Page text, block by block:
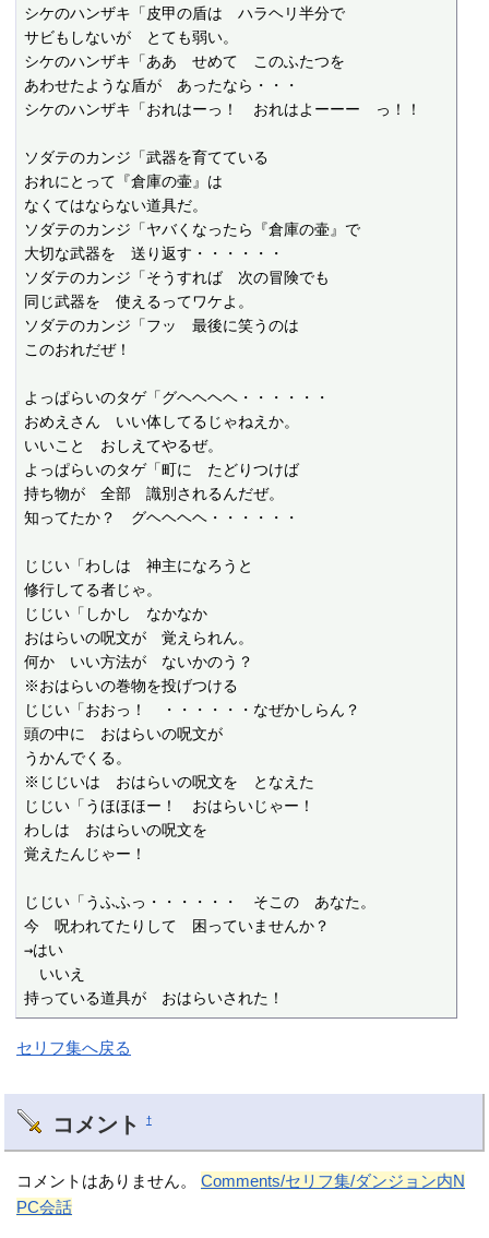
シケのハンザキ「皮甲の盾は　ハラヘリ半分で
サビもしないが　とても弱い。
シケのハンザキ「ああ　せめて　このふたつを
あわせたような盾が　あったなら・・・
シケのハンザキ「おれはーっ！　おれはよーーー　っ！！
ソダテのカンジ「武器を育てている
おれにとって『倉庫の壷』は
なくてはならない道具だ。
ソダテのカンジ「ヤバくなったら『倉庫の壷』で
大切な武器を　送り返す・・・・・・
ソダテのカンジ「そうすれば　次の冒険でも
同じ武器を　使えるってワケよ。
ソダテのカンジ「フッ　最後に笑うのは
このおれだぜ！
よっぱらいのタゲ「グヘヘヘヘ・・・・・・
おめえさん　いい体してるじゃねえか。
いいこと　おしえてやるぜ。
よっぱらいのタゲ「町に　たどりつけば
持ち物が　全部　識別されるんだぜ。
知ってたか？　グヘヘヘヘ・・・・・・
じじい「わしは　神主になろうと
修行してる者じゃ。
じじい「しかし　なかなか
おはらいの呪文が　覚えられん。
何か　いい方法が　ないかのう？
※おはらいの巻物を投げつける
じじい「おおっ！　・・・・・・なぜかしらん？
頭の中に　おはらいの呪文が
うかんでくる。
※じじいは　おはらいの呪文を　となえた
じじい「うほほほー！　おはらいじゃー！
わしは　おはらいの呪文を
覚えたんじゃー！
じじい「うふふっ・・・・・・　そこの　あなた。
今　呪われてたりして　困っていませんか？
→はい
いいえ
持っている道具が　おはらいされた！
セリフ集へ戻る
コメント †
コメントはありません。Comments/セリフ集/ダンジョン内N
PC会話